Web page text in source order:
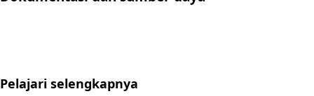
Pelajari selengkapnya